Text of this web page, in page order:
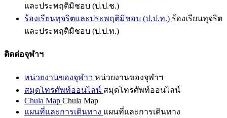
และประพฤติมิชอบ (ป.ป.ช.)
ร้องเรียนทุจริตและประพฤติมิชอบ (ป.ป.ท.) ร้องเรียนทุจริต
และประพฤติมิชอบ (ป.ป.ท.)
ติดต่อจุฬาฯ
หน่วยงานของจุฬาฯ หน่วยงานของจุฬาฯ
สมุดโทรศัพท์ออนไลน์ สมุดโทรศัพท์ออนไลน์
Chula Map Chula Map
แผนที่และการเดินทาง แผนที่และการเดินทาง